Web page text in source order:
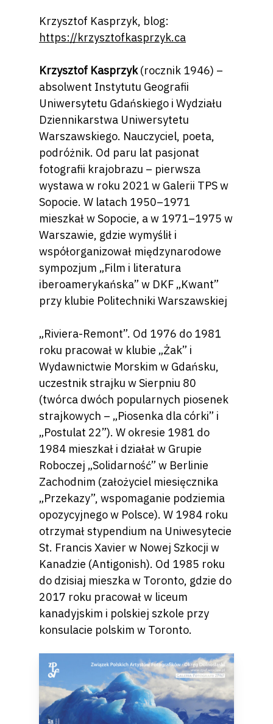
Krzysztof Kasprzyk, blog:
https://krzysztofkasprzyk.ca
Krzysztof Kasprzyk(rocznik 1946) –
absolwent Instytutu Geografii
Uniwersytetu Gdańskiego i Wydziału
Dziennikarstwa Uniwersytetu
Warszawskiego. Nauczyciel, poeta,
podróżnik. Od paru lat pasjonat
fotografii krajobrazu – pierwsza
wystawa w roku 2021 w Galerii TPS w
Sopocie. W latach 1950–1971
mieszkał w Sopocie, a w 1971–1975 w
Warszawie, gdzie wymyślił i
współorganizował międzynarodowe
sympozjum „Film i literatura
iberoamerykańska” w DKF „Kwant”
przy klubie Politechniki Warszawskiej
„Riviera-Remont”. Od 1976 do 1981
roku pracował w klubie „Żak” i
Wydawnictwie Morskim w Gdańsku,
uczestnik strajku w Sierpniu 80
(twórca dwóch popularnych piosenek
strajkowych – „Piosenka dla córki” i
„Postulat 22”). W okresie 1981 do
1984 mieszkał i działał w Grupie
Roboczej „Solidarność” w Berlinie
Zachodnim (założyciel miesięcznika
„Przekazy”, wspomaganie podziemia
opozycyjnego w Polsce). W 1984 roku
otrzymał stypendium na Uniwesytecie
St. Francis Xavier w Nowej Szkocji w
Kanadzie (Antigonish). Od 1985 roku
do dzisiaj mieszka w Toronto, gdzie do
2017 roku pracował w liceum
kanadyjskim i polskiej szkole przy
konsulacie polskim w Toronto.